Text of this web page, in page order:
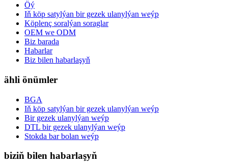
Öý
Iň köp satylýan bir gezek ulanylýan weýp
Köplenç soralýan soraglar
OEM we ODM
Biz barada
Habarlar
Biz bilen habarlaşyň
ähli önümler
BGA
Iň köp satylýan bir gezek ulanylýan weýp
Bir gezek ulanylýan weýp
DTL bir gezek ulanylýan weýp
Stokda bar bolan weýp
biziň bilen habarlaşyň